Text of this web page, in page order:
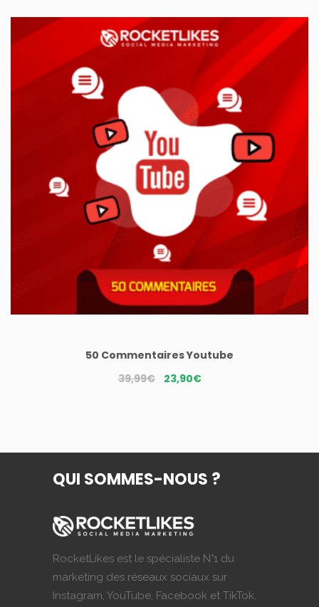
initial
était :
actuel
est :
34,90€.
50 Commentaires Youtube
39,99€ Le
39,99€.
23,90€Le
23,90€.
QUI SOMMES-NOUS ?
RocketLikes est le spécialiste N°1 du
marketing des réseaux sociaux sur
Instagram, YouTube, Facebook et TikTok.